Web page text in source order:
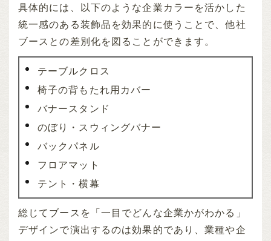
具体的には、以下のような企業カラーを活かした
統一感のある装飾品を効果的に使うことで、他社
ブースとの差別化を図ることができます。
テーブルクロス
椅子の背もたれ用カバー
バナースタンド
のぼり・スウィングバナー
バックパネル
フロアマット
テント・横幕
総じてブースを「一目でどんな企業かがわかる」
デザインで演出するのは効果的であり、業種や企